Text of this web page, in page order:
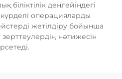
біліктілік деңгейіндегі
операцияларды
жетілдіру бойынша
нәтижесін